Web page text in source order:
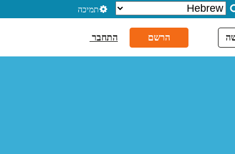
תמיכה
הרשם התחבר